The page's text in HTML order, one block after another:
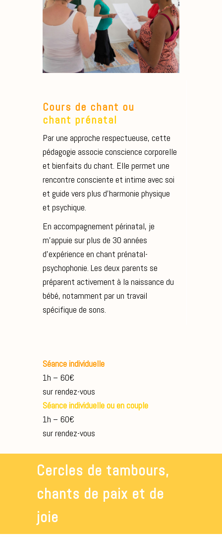
Cours de chant ou
chant prénatal
Par une approche respectueuse, cette
pédagogie associe conscience corporelle
et bienfaits du chant. Elle permet une
rencontre consciente et intime avec soi
et guide vers plus d’harmonie physique
et psychique.
En accompagnement périnatal, je
m’appuie sur plus de 30 années
d’expérience en chant prénatal-
psychophonie. Les deux parents se
préparent activement à la naissance du
bébé, notamment par un travail
spécifique de sons.
Séance individuelle
1h – 60€
sur rendez-vous
Séance individuelle ou en couple
1h – 60€
sur rendez-vous
Cercles de tambours,
chants de paix et de
joie